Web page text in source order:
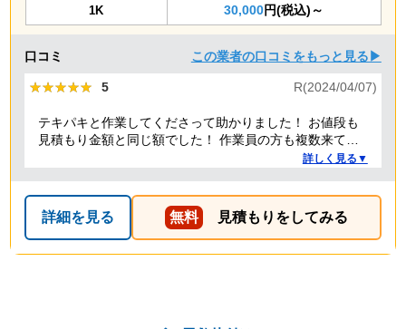
1K 30,000円(税込)～
口コミ この業者の口コミをもっと見る▶
★★★★★
★★★★★ 5 R(2024/04/07)
テキパキと作業してくださって助かりました！ お値段も
見積もり金額と同じ額でした！ 作業員の方も複数来てく
ださり、 女性の方もいて安心しました！ こちらに頼んで
詳しく見る▼
詳細を見る 無料 見積もりをしてみる